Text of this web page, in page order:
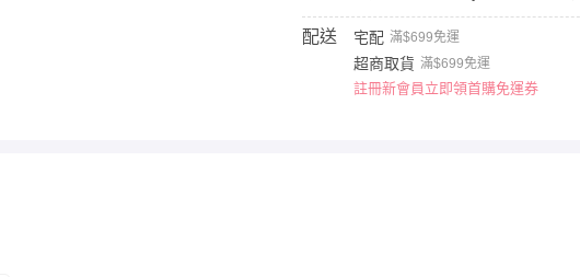
配送 宅配 滿$699免運
超商取貨 滿$699免運
註冊新會員立即領首購免運券